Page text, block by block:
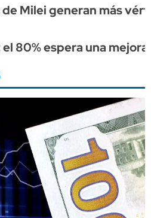
Milei generan más
80% espera una